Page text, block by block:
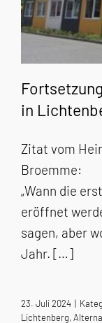
in
Zitat vom
Broemme:
„Wann die
eröffnet
sagen, aber
Jahr. […]
23. Juli 2024 |
Lichtenberg,